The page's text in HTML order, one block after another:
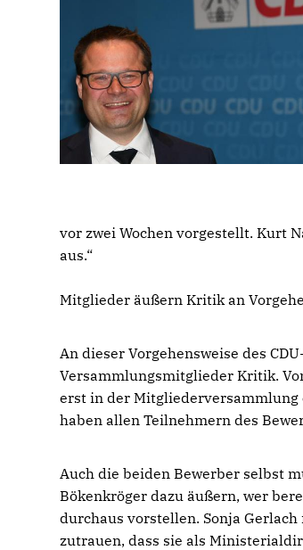
vor zwei Wochen vorgestellt. Kurt
aus.“
Mitglieder äußern Kritik an
An dieser Vorgehensweise des
Versammlungsmitglieder Kritik.
erst in der Mitgliederversammlung
haben allen Teilnehmern des
Auch die beiden Bewerber selbst
Bökenkröger dazu äußern, wer
durchaus vorstellen. Sonja
zutrauen, dass sie als